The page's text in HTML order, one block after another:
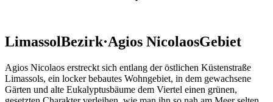
LimassolBezirk·Agios NicolaosGebiet
Agios Nicolaos erstreckt sich entlang der östlichen Küstenstraße
Limassols, ein locker bebautes Wohngebiet, in dem gewachsene
Gärten und alte Eukalyptusbäume dem Viertel einen grünen,